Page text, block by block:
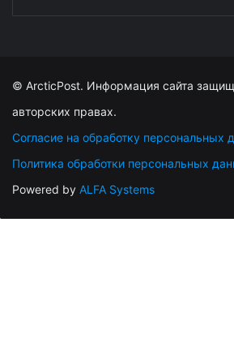
© ArcticPost. Информация сайта
авторских правах.
Согласие на обработку персональных
Политика обработки персональных
Powered by ALFA Systems